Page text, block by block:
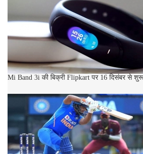
Mi Band 3i की बिक्री Flipkart पर 16 दिसंबर से